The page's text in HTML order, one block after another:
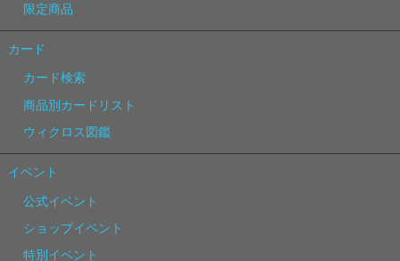
限定商品
カード
カード検索
商品別カードリスト
ウィクロス図鑑
イベント
公式イベント
ショップイベント
特別イベント